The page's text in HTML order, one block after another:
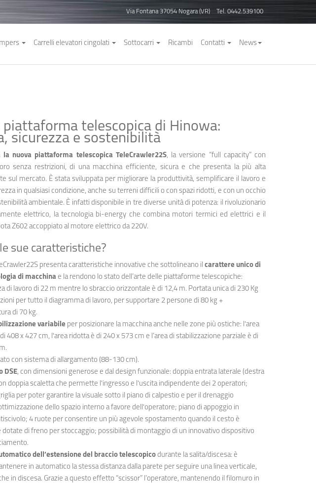
Via Fontana 37054 Nogara (VR) Tel. 0442.539100
Carrelli elevatori cingolati Sottocarri Ricambi Contatti News
piattaforma telescopica di Hinowa:
sicurezza e sostenibilità
la nuova piattaforma telescopica TeleCrawler22S, la versione “full capacity” con
senza restrizioni, di una macchina efficiente, sicura e che presenta la più alta
sul mercato. È stata sviluppata per migliorare la produttività, semplificare il lavoro e
in qualsiasi condizione, anche su terreni difficili o con spazi ridotti, e con un occhio
ambientale. È infatti disponibile in tre diverse unità di potenza: il rivoluzionario
elettrico, la tecnologia bi-energy che combina motori termici ed elettrici e il
Z602 accoppiato al motore elettrico da 220V.
sue caratteristiche?
presenta caratteristiche innovative che sottolineano il carattere unico di
di macchina e la rendono lo stato dell’arte delle piattaforme telescopiche:
di lavoro di 22 m mentre lo sbraccio orizzontale è di 12,4 m. Portata unica di 230 Kg
per tutto il diagramma di lavoro, per supportare 2 persone di 80 kg +
di 70 kg.
variabile per posizionare la macchina anche nelle zone più ostiche: l'area
408 x 427 cm, l'area ridotta è di 240 x 573 cm e l’area di stabilizzazione parziale è di
con sistema di allargamento (88-130 cm).
DSE, con dimensioni generose e dal design funzionale: doppia entrata laterale (destra
doppia scaletta che permette l'ingresso e l'uscita indipendente dei 2 operatori;
per poter garantire la visuale sotto il piano di calpestio e per il drenaggio
dello spazio interno a favore dell'operatore; piano di appoggio in
4 ruote per consentire un più agevole spostamento quando il cesto è
dotate di freno per stoccaggio; possibilità di montaggio di un innovativo dispositivo
dell’estensione del braccio telescopicodurante la salita/discesa: è
in automatico la stessa distanza dalla parete per seguire una linea verticale,
in discesa. Grazie a questo effetto “scissor” l’operatore, mantenendo il filomuro in